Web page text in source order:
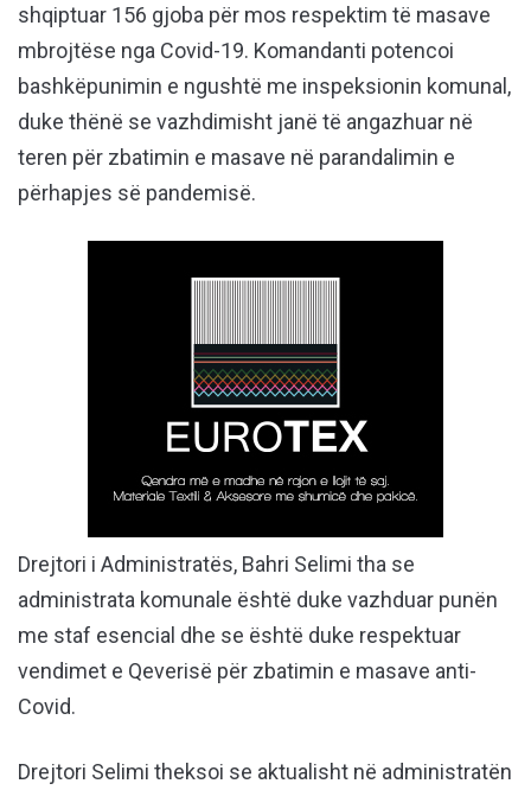
shqiptuar 156 gjoba për mos respektim të masave
mbrojtëse nga Covid-19. Komandanti potencoi
bashkëpunimin e ngushtë me inspeksionin komunal,
duke thënë se vazhdimisht janë të angazhuar në
teren për zbatimin e masave në parandalimin e
përhapjes së pandemisë.
Drejtori i Administratës, Bahri Selimi tha se
administrata komunale është duke vazhduar punën
me staf esencial dhe se është duke respektuar
vendimet e Qeverisë për zbatimin e masave anti-
Covid.
Drejtori Selimi theksoi se aktualisht në administratën